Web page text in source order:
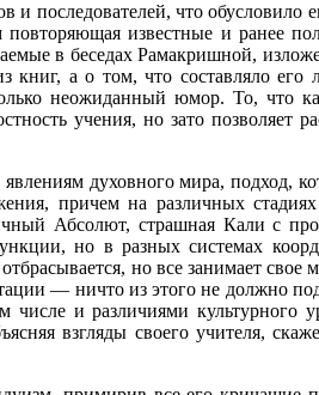
что обусловило
известные и ранее
в беседах Рамакришной,
а о том, что составляло его
неожиданный юмор. То, что
учения, но зато позволяет
духовного мира, подход,
причем на различных
Абсолют, страшная Кали с
но в разных системах
но все занимает
— ничто из этого не должно
и различиями культурного
взгляды своего учителя,